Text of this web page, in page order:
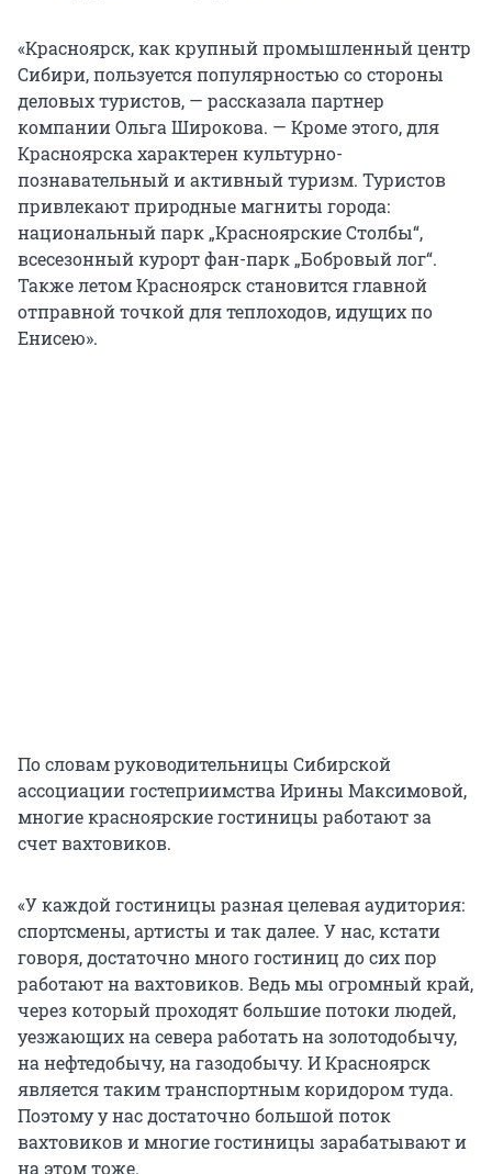
«Красноярск, как крупный промышленный центр
Сибири, пользуется популярностью со стороны
деловых туристов, — рассказала партнер
компании Ольга Широкова. — Кроме этого, для
Красноярска характерен культурно-
познавательный и активный туризм. Туристов
привлекают природные магниты города:
национальный парк „Красноярские Столбы“,
всесезонный курорт фан-парк „Бобровый лог“.
Также летом Красноярск становится главной
отправной точкой для теплоходов, идущих по
Енисею».
По словам руководительницы Сибирской
ассоциации гостеприимства Ирины Максимовой,
многие красноярские гостиницы работают за
счет вахтовиков.
«У каждой гостиницы разная целевая аудитория:
спортсмены, артисты и так далее. У нас, кстати
говоря, достаточно много гостиниц до сих пор
работают на вахтовиков. Ведь мы огромный край,
через который проходят большие потоки людей,
уезжающих на севера работать на золотодобычу,
на нефтедобычу, на газодобычу. И Красноярск
является таким транспортным коридором туда.
Поэтому у нас достаточно большой поток
вахтовиков и многие гостиницы зарабатывают и
на этом тоже.